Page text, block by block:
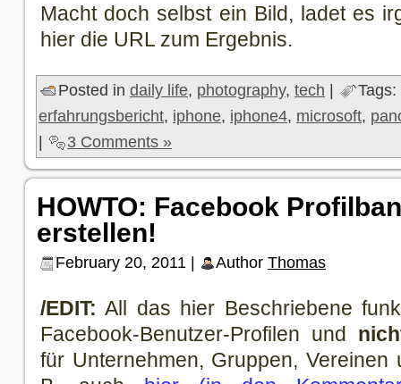
Macht doch selbst ein Bild, ladet es
hier die URL zum Ergebnis.
Posted in daily life, photography, tech
Tags:
erfahrungsbericht, iphone, iphone4, microsoft,
3 Comments »
HOWTO: Facebook
erstellen!
February 20, 2011 | Author Thomas
/EDIT: All das hier Beschriebene
Facebook-Benutzer-Profilen und
für Unternehmen, Gruppen,